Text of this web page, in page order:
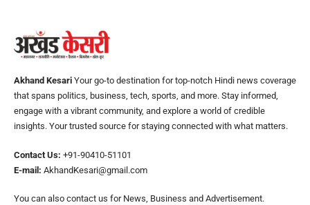
Akhand Kesari Your go-to destination for top-notch Hindi news coverage
that spans politics, business, tech, sports, and more. Stay informed,
engage with a vibrant community, and explore a world of credible
insights. Your trusted source for staying connected with what matters.
Contact Us: +91-90410-51101
E-mail: AkhandKesari@gmail.com
You can also contact us for News, Business and Advertisement.